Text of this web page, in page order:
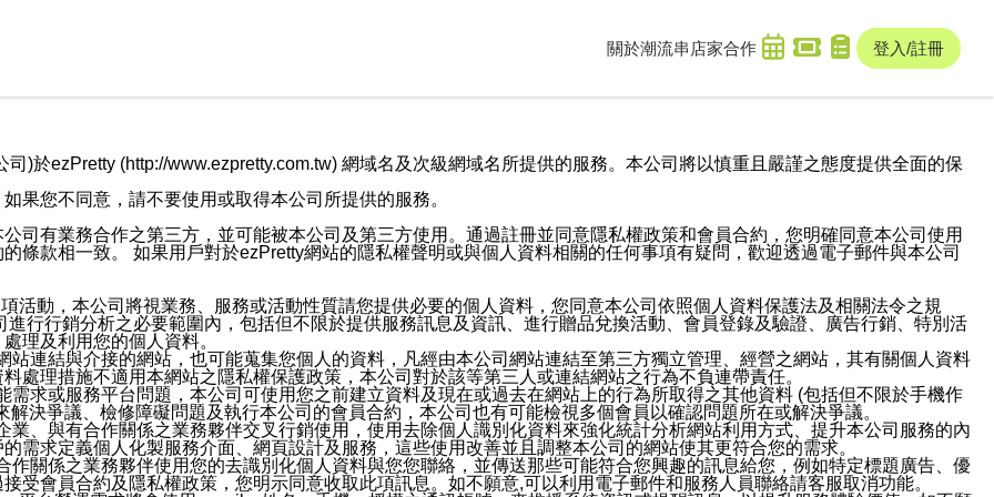
關於潮流串 店家合作 登入/註冊
)於ezPretty (http://www.ezpretty.com.tw) 網域名及次級網域名所提供的服務。本公司將以慎重且嚴謹之態度提供全面的保
果您不同意，請不要使用或取得本公司所提供的服務。
司有業務合作之第三方，並可能被本公司及第三方使用。通過註冊並同意隱私權政策和會員合約，您明確同意本公司使用
條款相一致。 如果用戶對於ezPretty網站的隱私權聲明或與個人資料相關的任何事項有疑問，歡迎透過電子郵件與本公司
活動，本公司將視業務、服務或活動性質請您提供必要的個人資料，您同意本公司依照個人資料保護法及相關法令之規
行行銷分析之必要範圍內，包括但不限於提供服務訊息及資訊、進行贈品兌換活動、會員登錄及驗證、廣告行銷、特別活
理及利用您的個人資料。
連結與介接的網站，也可能蒐集您個人的資料，凡經由本公司網站連結至第三方獨立管理、經營之網站，其有關個人資料
處理措施不適用本網站之隱私權保護政策，本公司對於該等第三人或連結網站之行為不負連帶責任。
求或服務平台問題，本公司可使用您之前建立資料及現在或過去在網站上的行為所取得之其他資料 (包括但不限於手機作
決爭議、檢修障礙問題及執行本公司的會員合約，本公司也有可能檢視多個會員以確認問題所在或解決爭議。
、與有合作關係之業務夥伴交叉行銷使用，使用去除個人識別化資料來強化統計分析網站利用方式、提升本公司服務的內
需求定義個人化製服務介面、網頁設計及服務，這些使用改善並且調整本公司的網站使其更符合您的需求。
關係之業務夥伴使用您的去識別化個人資料與您您聯絡，並傳送那些可能符合您興趣的訊息給您，例如特定標題廣告、優
受會員合約及隱私權政策，您明示同意收取此項訊息。如不願意,可以利用電子郵件和服務人員聯絡請客服取消功能。